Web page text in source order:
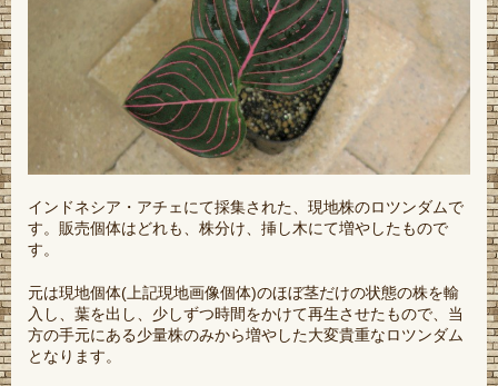
インドネシア・アチェにて採集された、現地株のロツンダムで
す。販売個体はどれも、株分け、挿し木にて増やしたもので
す。
元は現地個体(上記現地画像個体)のほぼ茎だけの状態の株を輸
入し、葉を出し、少しずつ時間をかけて再生させたもので、当
方の手元にある少量株のみから増やした大変貴重なロツンダム
となります。